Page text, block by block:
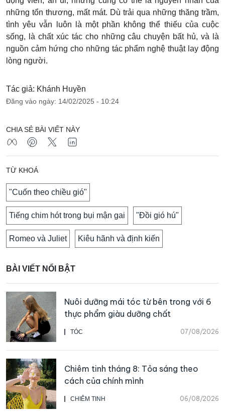
những tổn thương, mất mát. Dù trải qua những thăng trầm,
tình yêu vẫn luôn là một phần không thể thiếu của cuộc
sống, là chất xúc tác cho những câu chuyện bất hủ, và là
nguồn cảm hứng cho những tác phẩm nghệ thuật lay động
lòng người.
Tác giả: Khánh Huyền
Đăng vào ngày: 14/02/2025 - 10:24
CHIA SẺ BÀI VIẾT NÀY
TỪ KHOÁ
"Cuốn theo chiều gió"
Tiếng chim hót trong bụi mận gai "Đồi gió hú"
Romeo và Juliet Kiêu hãnh và định kiến
BÀI VIẾT NỔI BẬT
TÓC 07/08/2026
Nuôi dưỡng mái tóc từ bên trong với 6
thực phẩm giàu dưỡng chất
CHIÊM TINH 06/08/2026
Chiêm tinh tháng 8: Tỏa sáng theo
cách của chính mình